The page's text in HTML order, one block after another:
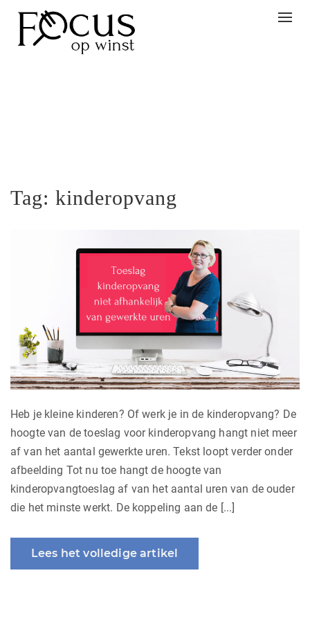
Tag: kinderopvang
Heb je kleine kinderen? Of werk je in de kinderopvang? De
hoogte van de toeslag voor kinderopvang hangt niet meer
af van het aantal gewerkte uren. Tekst loopt verder onder
afbeelding Tot nu toe hangt de hoogte van
kinderopvangtoeslag af van het aantal uren van de ouder
die het minste werkt. De koppeling aan de [...]
Lees het volledige artikel